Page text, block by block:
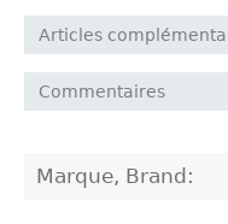
Articles
Commentaires
Marque, Brand: